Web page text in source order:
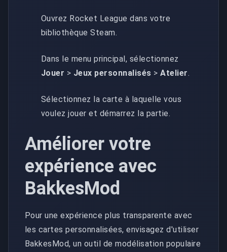
Ouvrez Rocket League dans votre
bibliothèque Steam.
Dans le menu principal, sélectionnez
Jouer > Jeux personnalisés >Atelier.
Sélectionnez la carte à laquelle vous
voulez jouer et démarrez la partie.
Améliorer votre
expérience avec
BakkesMod
Pour une expérience plus transparente avec
les cartes personnalisées, envisagez d'utiliser
BakkesMod, un outil de modélisation populaire